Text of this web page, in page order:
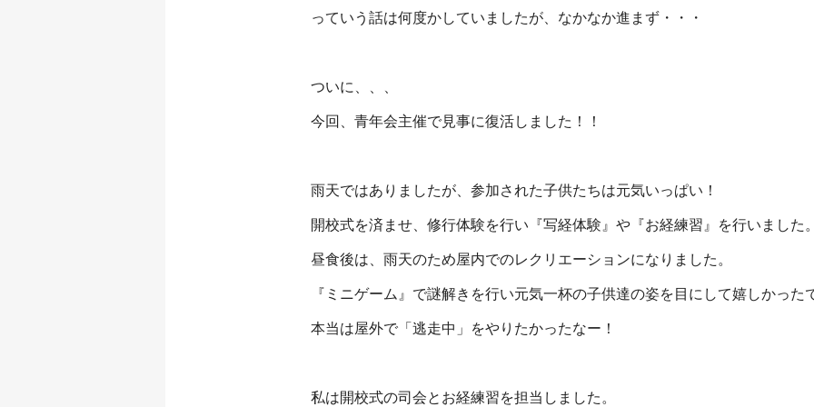
っていう話は何度かしていましたが、なかなか進まず・・・
ついに、、、
今回、青年会主催で見事に復活しました！！
雨天ではありましたが、参加された子供たちは元気いっぱい！
開校式を済ませ、修行体験を行い『写経体験』や『お経練習』を行いました。
昼食後は、雨天のため屋内でのレクリエーションになりました。
『ミニゲーム』で謎解きを行い元気一杯の子供達の姿を目にして嬉しかった
本当は屋外で「逃走中」をやりたかったなー！
私は開校式の司会とお経練習を担当しました。